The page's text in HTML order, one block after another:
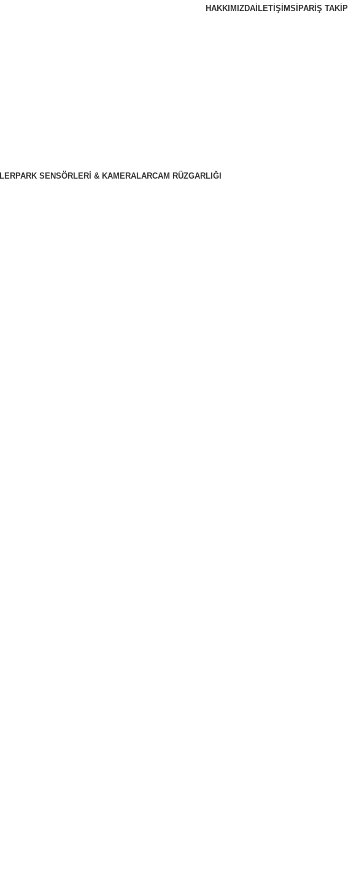
HAKKIMIZDA İLETIŞIMSIPARIŞ TAKIP
PARK SENSÖRLERI & KAMERALARCAM RÜZGARLIĞI